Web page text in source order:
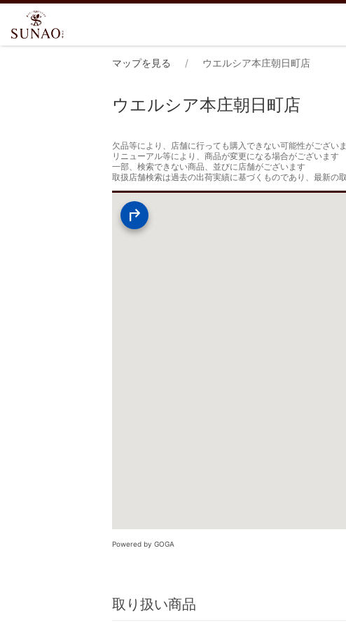
マップを見る ウエルシア本庄朝日町店
ウエルシア本庄朝日町店
欠品等により、店舗に行っても購入できない可能性がござい
リニューアル等により、商品が変更になる場合がございます
一部、検索できない商品、並びに店舗がございます
取扱店舗検索は過去の出荷実績に基づくものであり、最新の
Powered by GOGA
取り扱い商品